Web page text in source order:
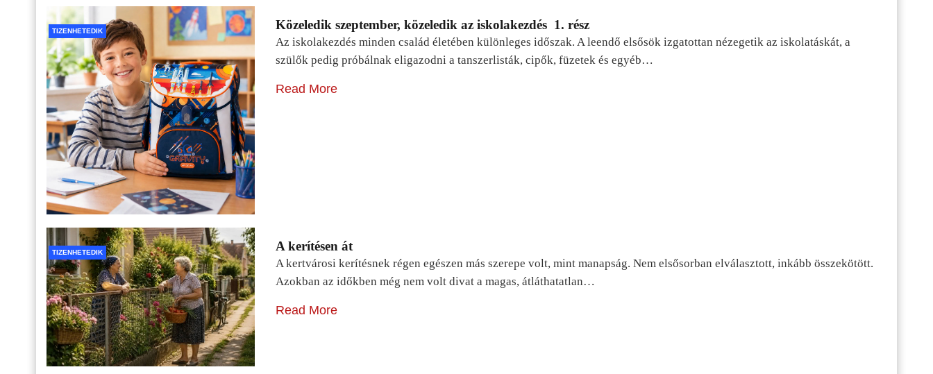
TIZENHETEDIK Közeledik szeptember, közeledik az iskolakezdés 1. rész
Az iskolakezdés minden család életében különleges időszak. A leendő elsősök izgatottan nézegetik az iskolatáskát, a
szülők pedig próbálnak eligazodni a tanszerlisták, cipők, füzetek és egyéb…
Read More
TIZENHETEDIK A kerítésen át
A kertvárosi kerítésnek régen egészen más szerepe volt, mint manapság. Nem elsősorban elválasztott, inkább összekötött.
Azokban az időkben még nem volt divat a magas, átláthatatlan…
Read More